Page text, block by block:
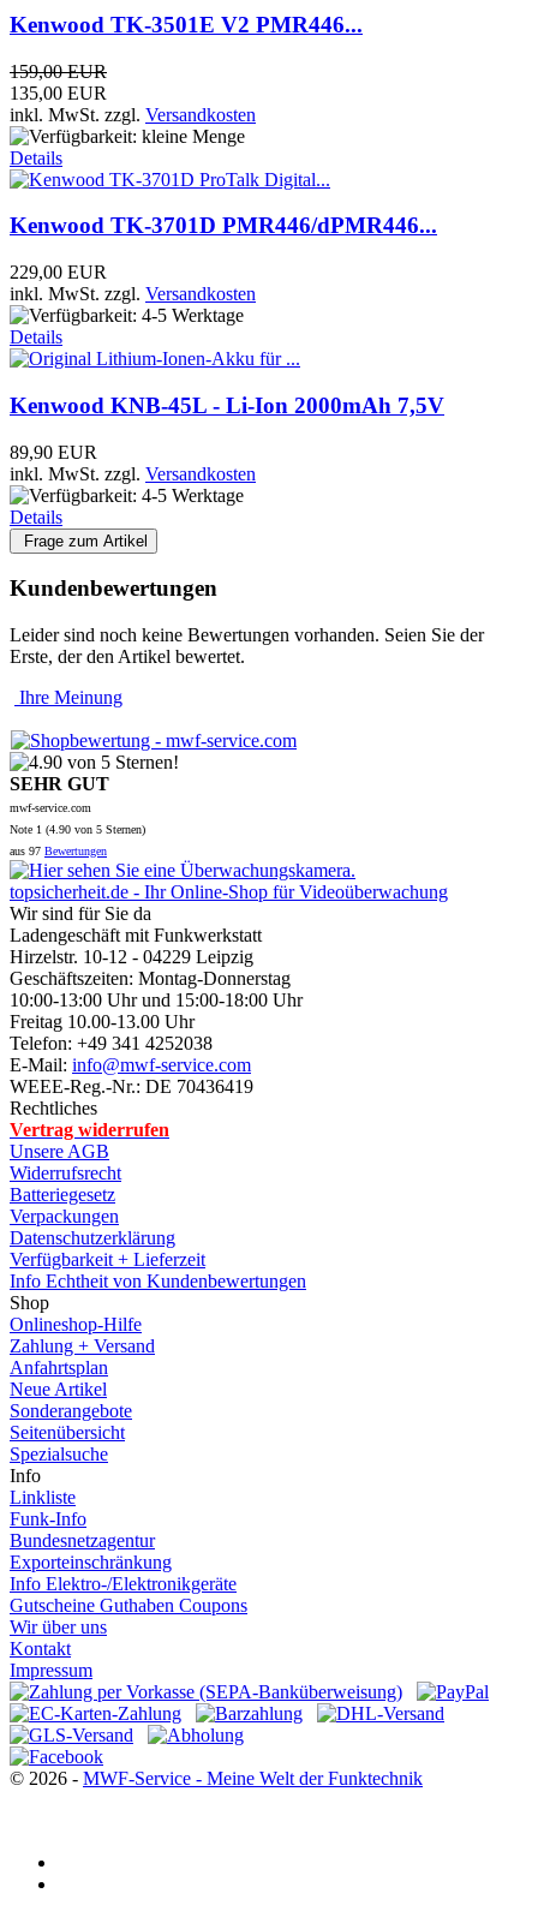
Kenwood TK-3501E V2 PMR446...
159,00 EUR
135,00 EUR
inkl. MwSt. zzgl. Versandkosten
Details
Kenwood TK-3701D PMR446/dPMR446...
229,00 EUR
inkl. MwSt. zzgl. Versandkosten
Details
Kenwood KNB-45L - Li-Ion 2000mAh 7,5V
89,90 EUR
inkl. MwSt. zzgl. Versandkosten
Details
Frage zum Artikel
Kundenbewertungen
Leider sind noch keine Bewertungen vorhanden. Seien Sie der
Erste, der den Artikel bewertet.
Ihre Meinung
SEHR GUT
mwf-service.com
Note 1 (4.90 von 5 Sternen)
aus 97 Bewertungen
topsicherheit.de - Ihr Online-Shop für Videoüberwachung
Wir sind für Sie da
Ladengeschäft mit Funkwerkstatt
Hirzelstr. 10-12 - 04229 Leipzig
Geschäftszeiten: Montag-Donnerstag
10:00-13:00 Uhr und 15:00-18:00 Uhr
Freitag 10.00-13.00 Uhr
Telefon: +49 341 4252038
E-Mail: info@mwf-service.com
WEEE-Reg.-Nr.: DE 70436419
Rechtliches
Vertrag widerrufen
Unsere AGB
Widerrufsrecht
Batteriegesetz
Verpackungen
Datenschutzerklärung
Verfügbarkeit + Lieferzeit
Info Echtheit von Kundenbewertungen
Shop
Onlineshop-Hilfe
Zahlung + Versand
Anfahrtsplan
Neue Artikel
Sonderangebote
Seitenübersicht
Spezialsuche
Info
Linkliste
Funk-Info
Bundesnetzagentur
Exporteinschränkung
Info Elektro-/Elektronikgeräte
Gutscheine Guthaben Coupons
Wir über uns
Kontakt
Impressum
© 2026 - MWF-Service - Meine Welt der Funktechnik